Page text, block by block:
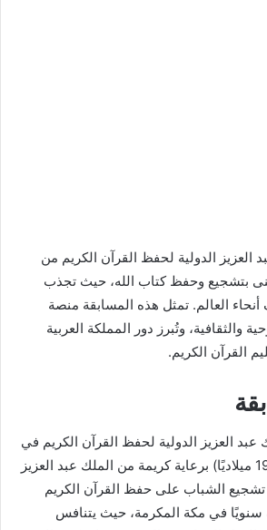
العزيز الدولية لحفظ القرآن الكريم من
بتشجيع وحفظ كتاب الله، حيث تجذب
العالم. تمثل هذه المسابقة منصة
والثقافية، وتُبرز دور المملكة العربية
القرآن الكريم.
العزيز الدولية لحفظ القرآن الكريم في
عام 1403 هجريًا (1983 ميلاديًا) برعاية كريمة من الملك عبد العزيز
الشباب على حفظ القرآن الكريم
سنويًا في مكة المكرمة، حيث يتنافس